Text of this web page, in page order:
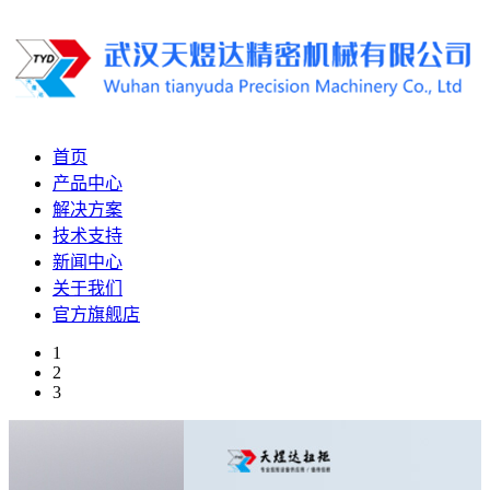
首页
产品中心
解决方案
技术支持
新闻中心
关于我们
官方旗舰店
1
2
3